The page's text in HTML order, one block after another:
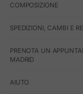
COMPOSIZIONE
SPEDIZIONI, CAMBI E
PRENOTA UN
MADRID
AIUTO